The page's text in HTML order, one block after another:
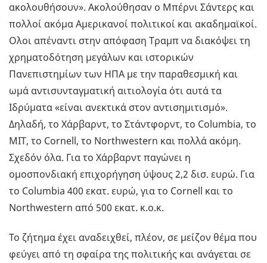
ακολουθήσουν». Ακολούθησαν ο Μπέρνι Σάντερς και
πολλοί ακόμα Αμερικανοί πολιτικοί και ακαδημαϊκοί.
Ολοι απέναντι στην απόφαση Τραμπ να διακόψει τη
χρηματοδότηση μεγάλων και ιστορικών
Πανεπιστημίων των ΗΠΑ με την παραθεσμική και
ωμά αντισυνταγματική αιτιολογία ότι αυτά τα
Ιδρύματα «είναι ανεκτικά στον αντισημιτισμό».
Δηλαδή, το Χάρβαρντ, το Στάντφορντ, το Columbia, το
ΜΙΤ, το Cornell, το Northwestern και πολλά ακόμη.
Σχεδόν όλα. Για το Χάρβαρντ παγώνει η
ομοσπονδιακή επιχορήγηση ύψους 2,2 δισ. ευρώ. Για
το Columbia 400 εκατ. ευρώ, για το Cornell και το
Northwestern από 500 εκατ. κ.ο.κ.
Το ζήτημα έχει αναδειχθεί, πλέον, σε μείζον θέμα που
φεύγει από τη σφαίρα της πολιτικής και ανάγεται σε